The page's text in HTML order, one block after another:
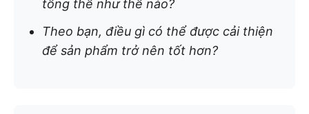
tổng thể như thế nào?
Theo bạn, điều gì có thể được cải thiện
để sản phẩm trở nên tốt hơn?